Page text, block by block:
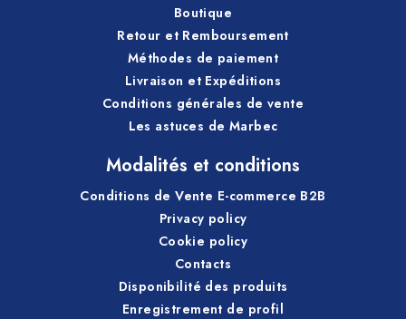
Boutique
Retour et Remboursement
Méthodes de paiement
Livraison et Expéditions
Conditions générales de vente
Les astuces de Marbec
Modalités et conditions
Conditions de Vente E-commerce B2B
Privacy policy
Cookie policy
Contacts
Disponibilité des produits
Enregistrement de profil